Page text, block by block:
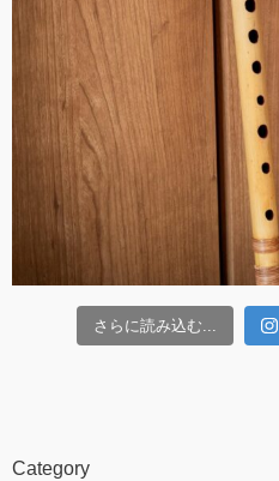
さらに読み込む...
Category